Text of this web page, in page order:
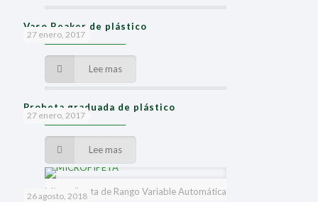
27 enero, 2017
Vaso Beaker de plástico
Lee mas
27 enero, 2017
Probeta graduada de plástico
Lee mas
Micropi`peta de Rango Variable Automática
26 agosto, 2018